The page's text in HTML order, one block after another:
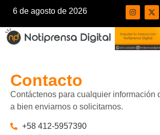
6 de agosto de 2026
Contacto
Contáctenos para cualquier información
a bien enviarnos o solicitarnos.
+58 412-5957390